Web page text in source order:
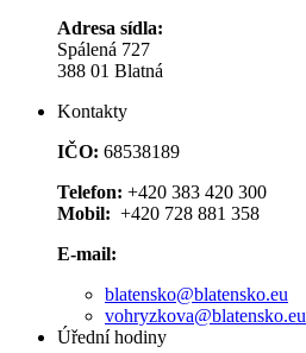
Adresa sídla:
Spálená 727
388 01 Blatná
Kontakty
IČO: 68538189
Telefon: +420 383 420 300
Mobil: +420 728 881 358
E-mail:
blatensko@blatensko.eu
vohryzkova@blatensko.eu
Úřední hodiny